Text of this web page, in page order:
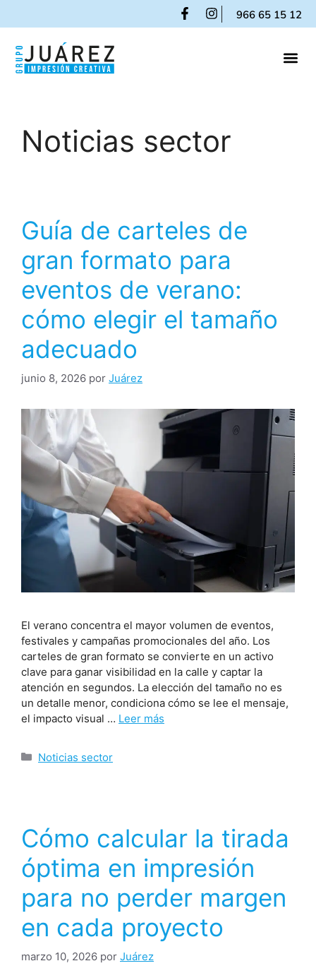
966 65 15 12
Noticias sector
Guía de carteles de
gran formato para
eventos de verano:
cómo elegir el tamaño
adecuado
junio 8, 2026 por Juárez
El verano concentra el mayor volumen de eventos,
festivales y campañas promocionales del año. Los
carteles de gran formato se convierte en un activo
clave para ganar visibilidad en la calle y captar la
atención en segundos. La elección del tamaño no es
un detalle menor, condiciona cómo se lee el mensaje,
el impacto visual … Leer más
Noticias sector
Cómo calcular la tirada
óptima en impresión
para no perder margen
en cada proyecto
marzo 10, 2026 por Juárez